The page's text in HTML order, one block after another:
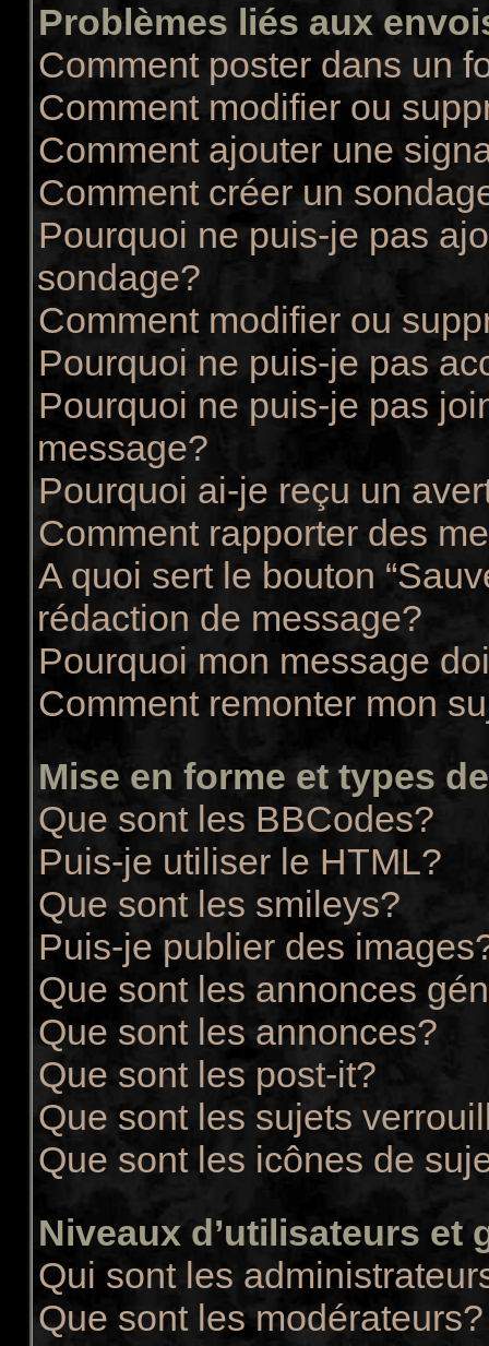
Problèmes liés aux
Comment poster dans un
Comment modifier ou
Comment ajouter une
Comment créer un
Pourquoi ne puis-je pas
sondage?
Comment modifier ou
Pourquoi ne puis-je pas
Pourquoi ne puis-je pas
message?
Pourquoi ai-je reçu un
Comment rapporter des
A quoi sert le bouton
rédaction de message?
Pourquoi mon message
Comment remonter mon
Mise en forme et types
Que sont les BBCodes?
Puis-je utiliser le HTML?
Que sont les smileys?
Puis-je publier des
Que sont les annonces
Que sont les annonces?
Que sont les post-it?
Que sont les sujets
Que sont les icônes de
Niveaux d’utilisateurs et
Qui sont les
Que sont les modérateurs?